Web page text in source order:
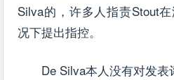
Silva的，许多人指责Stout
况下提出指控。
De Silva本人没有对发表